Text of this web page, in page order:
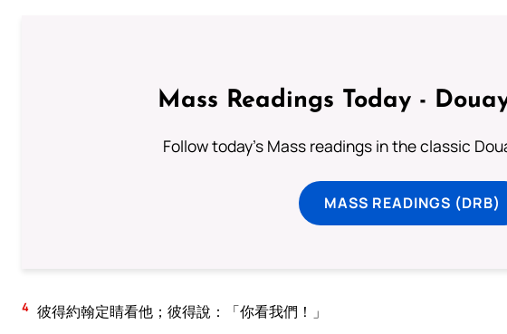
Mass Readings Today -
Follow today's Mass readings in the classic
MASS READINGS (DRB)
4 彼得約翰定睛看他；彼得說：「你看我們！」